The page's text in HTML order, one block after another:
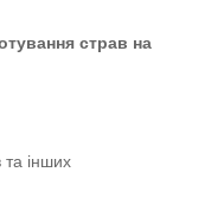
страв на
та інших